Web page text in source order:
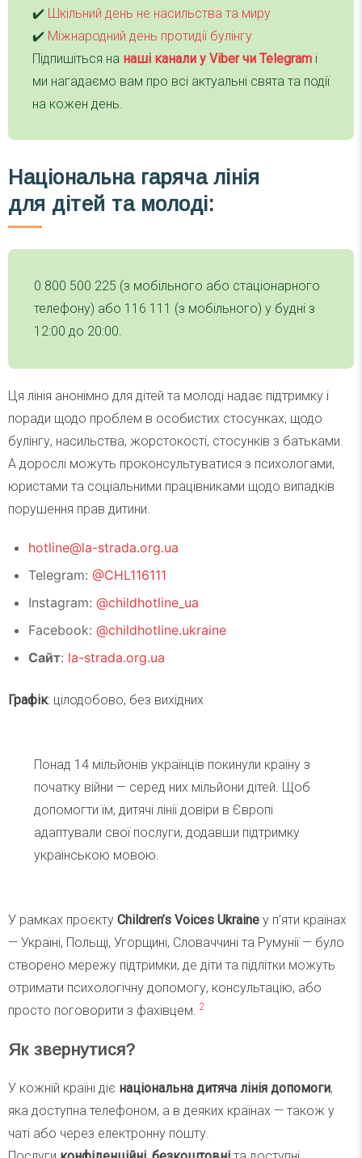
✔️ Шкільний день не насильства та миру
✔️ Міжнародний день протидії булінгу
Підпишіться на наші канали у Viber чи Telegram і
ми нагадаємо вам про всі актуальні свята та події
на кожен день.
Національна гаряча лінія
для дітей та молоді:
0 800 500 225 (з мобільного або стаціонарного
телефону) або 116 111 (з мобільного) у будні з
12:00 до 20:00.
Ця лінія анонімно для дітей та молоді надає підтримку і
поради щодо проблем в особистих стосунках, щодо
булінгу, насильства, жорстокості, стосунків з батьками.
А дорослі можуть проконсультуватися з психологами,
юристами та соціальними працівниками щодо випадків
порушення прав дитини.
hotline@la-strada.org.ua
Telegram: @CHL116111
Instagram: @childhotline_ua
Facebook: @childhotline.ukraine
Сайт: la-strada.org.ua
Графік: цілодобово, без вихідних
Понад 14 мільйонів українців покинули країну з
початку війни — серед них мільйони дітей. Щоб
допомогти їм, дитячі лінії довіри в Європі
адаптували свої послуги, додавши підтримку
українською мовою.
У рамках проєкту Children’s Voices Ukraine у п’яти країнах
— Україні, Польщі, Угорщині, Словаччині та Румунії — було
створено мережу підтримки, де діти та підлітки можуть
отримати психологічну допомогу, консультацію, або
просто поговорити з фахівцем.
2
Як звернутися?
У кожній країні діє національна дитяча лінія допомоги,
яка доступна телефоном, а в деяких країнах — також у
чаті або через електронну пошту.